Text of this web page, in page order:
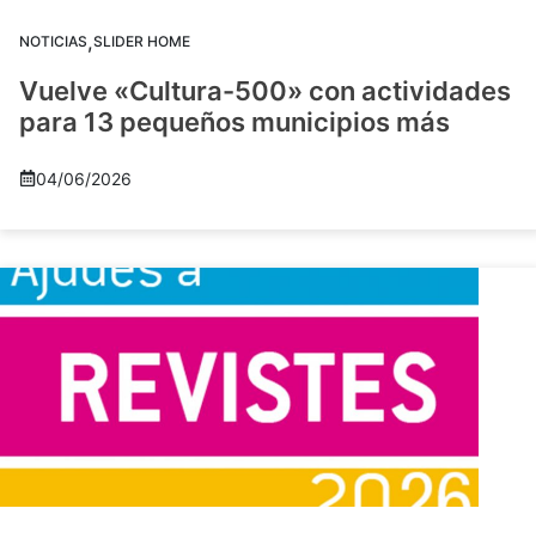
NOTICIAS,SLIDER HOME
Vuelve «Cultura-500» con actividades
para 13 pequeños municipios más
04/06/2026